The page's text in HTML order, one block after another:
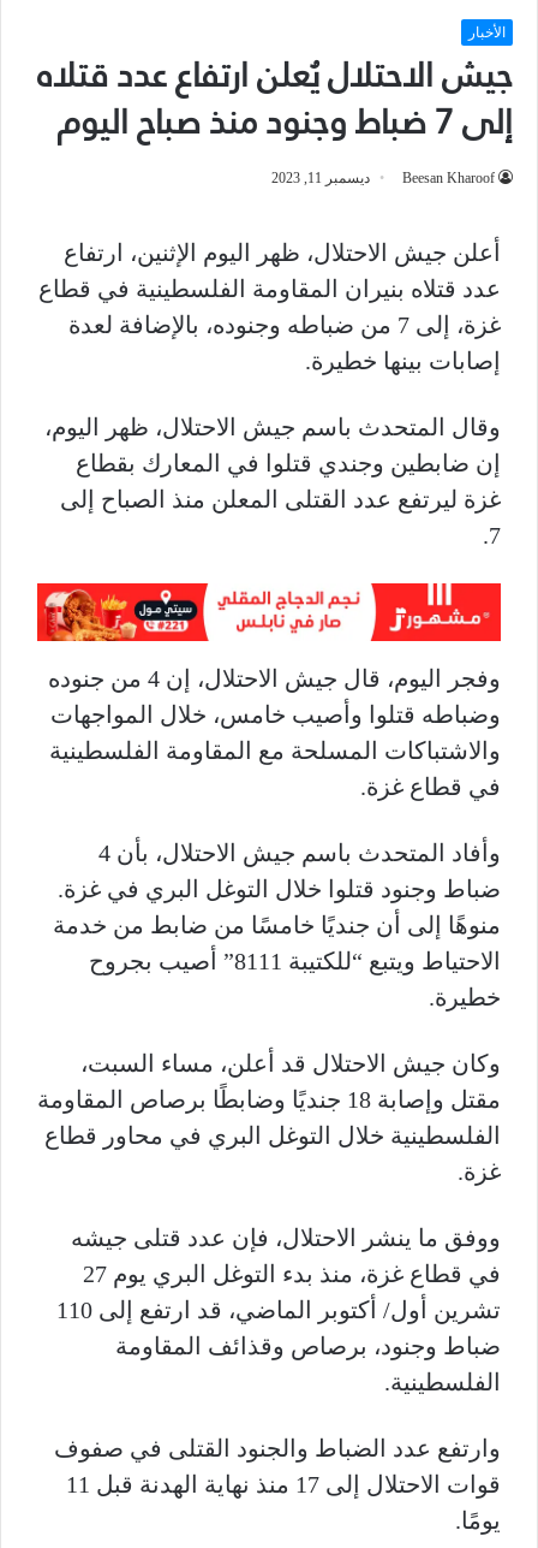
الأخبار
جيش الاحتلال يُعلن ارتفاع عدد قتلاه
إلى 7 ضباط وجنود منذ صباح اليوم
Beesan Kharoof ديسمبر 11, 2023
أعلن جيش الاحتلال، ظهر اليوم الإثنين، ارتفاع
عدد قتلاه بنيران المقاومة الفلسطينية في قطاع
غزة، إلى 7 من ضباطه وجنوده، بالإضافة لعدة
إصابات بينها خطيرة.
وقال المتحدث باسم جيش الاحتلال، ظهر اليوم،
إن ضابطين وجندي قتلوا في المعارك بقطاع
غزة ليرتفع عدد القتلى المعلن منذ الصباح إلى
7.
وفجر اليوم، قال جيش الاحتلال، إن 4 من جنوده
وضباطه قتلوا وأصيب خامس، خلال المواجهات
والاشتباكات المسلحة مع المقاومة الفلسطينية
في قطاع غزة.
وأفاد المتحدث باسم جيش الاحتلال، بأن 4
ضباط وجنود قتلوا خلال التوغل البري في غزة.
منوهًا إلى أن جنديًا خامسًا من ضابط من خدمة
الاحتياط ويتبع “للكتيبة 8111” أصيب بجروح
خطيرة.
وكان جيش الاحتلال قد أعلن، مساء السبت،
مقتل وإصابة 18 جنديًا وضابطًا برصاص المقاومة
الفلسطينية خلال التوغل البري في محاور قطاع
غزة.
ووفق ما ينشر الاحتلال، فإن عدد قتلى جيشه
في قطاع غزة، منذ بدء التوغل البري يوم 27
تشرين أول/ أكتوبر الماضي، قد ارتفع إلى 110
ضباط وجنود، برصاص وقذائف المقاومة
الفلسطينية.
وارتفع عدد الضباط والجنود القتلى في صفوف
قوات الاحتلال إلى 17 منذ نهاية الهدنة قبل 11
يومًا.